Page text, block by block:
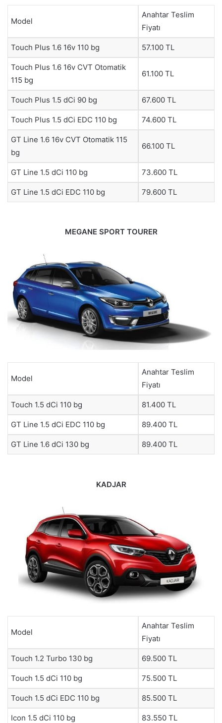
Model
Anahtar Teslim
Fiyatı
Touch Plus 1.6 16v 110 bg 57.100 TL
Touch Plus 1.6 16v CVT Otomatik
115 bg
61.100 TL
Touch Plus 1.5 dCi 90 bg 67.600 TL
Touch Plus 1.5 dCi EDC 110 bg 74.600 TL
GT Line 1.6 16v CVT Otomatik 115
bg
66.100 TL
GT Line 1.5 dCi 110 bg 73.600 TL
GT Line 1.5 dCi EDC 110 bg 79.600 TL
MEGANE SPORT TOURER
Model
Anahtar Teslim
Fiyatı
Touch 1.5 dCi 110 bg 81.400 TL
GT Line 1.5 dCi EDC 110 bg 89.400 TL
GT Line 1.6 dCi 130 bg 89.400 TL
KADJAR
Model
Anahtar Teslim
Fiyatı
Touch 1.2 Turbo 130 bg 69.500 TL
Touch 1.5 dCi 110 bg 75.500 TL
Touch 1.5 dCi EDC 110 bg 85.500 TL
Icon 1.5 dCi 110 bg 83.550 TL